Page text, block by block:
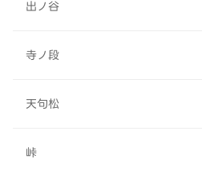
出ノ谷
寺ノ段
天句松
峠